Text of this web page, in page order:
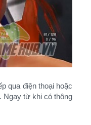
qua điện thoại hoặc
Ngay từ khi có thông